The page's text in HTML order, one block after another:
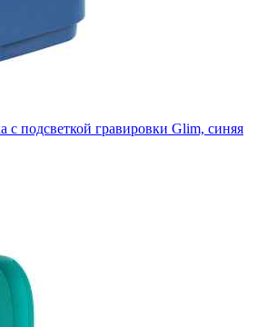
с подсветкой гравировки Glim, синяя